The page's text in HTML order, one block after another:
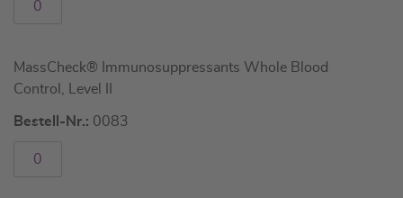
MassCheck® Immunosuppressants Whole Blood
Control, Level II
Bestell-Nr.: 0083